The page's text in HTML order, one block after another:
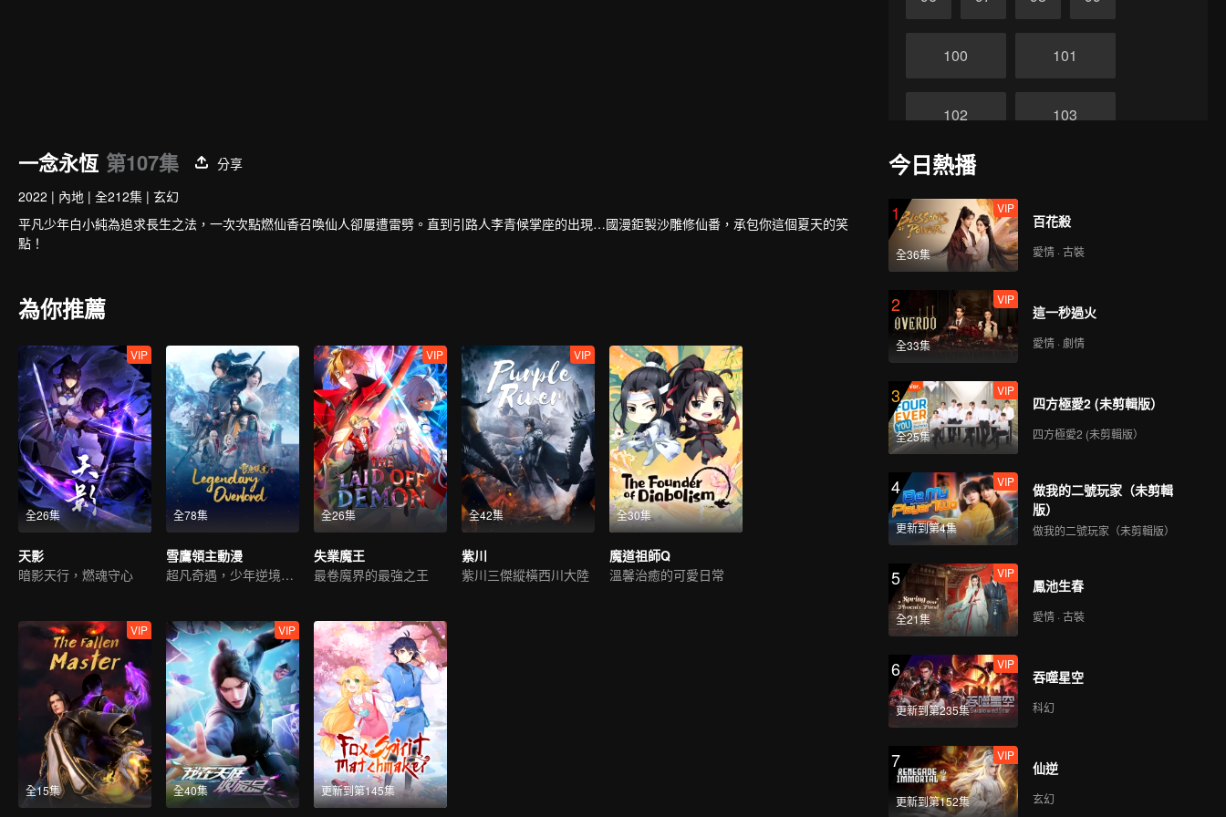
100 101
102 103
104
106 107
108
110 111
112 113
114
116 117
118 119
一念永恆 第107集
分享
2022 | 內地 | 全212集 | 玄幻
平凡少年白小純為追求長生之法，一次次點燃仙香召喚仙人卻屢遭雷劈。直到引路人李青候掌座的出現…國漫鉅製沙雕修仙番，承包你這個夏天的笑
點！
為你推薦
全26集
VIP
天影
暗影天行，燃魂守心
全78集
雪鷹領主動漫
超凡奇遇，少年逆境重生
全26集
VIP
失業魔王
最卷魔界的最強之王
全42集
VIP
紫川
紫川三傑縱橫西川大陸
全30集
魔道祖師Q
溫馨治癒的可愛日常
全15集
VIP
全40集
VIP
更新到第145集
今日熱播
1
全36集
VIP
百花殺
愛情 · 古裝
2
全33集
VIP
這一秒過火
愛情 · 劇情
3
全25集
VIP
四方極愛2 (未剪輯版）
四方極愛2 (未剪輯版）
4
更新到第4集
VIP
做我的二號玩家（未剪輯
版）
做我的二號玩家（未剪輯版）
5
全21集
VIP
鳳池生春
愛情 · 古裝
6
更新到第235集
VIP
吞噬星空
科幻
7
更新到第152集
VIP
仙逆
玄幻